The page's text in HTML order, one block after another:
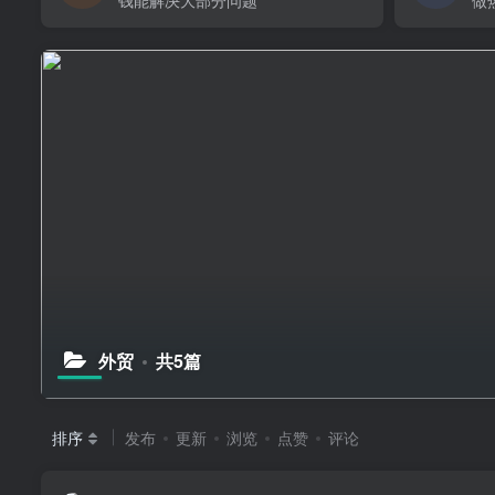
外贸 共5篇
排序 发布 更新 浏览 点赞 评论